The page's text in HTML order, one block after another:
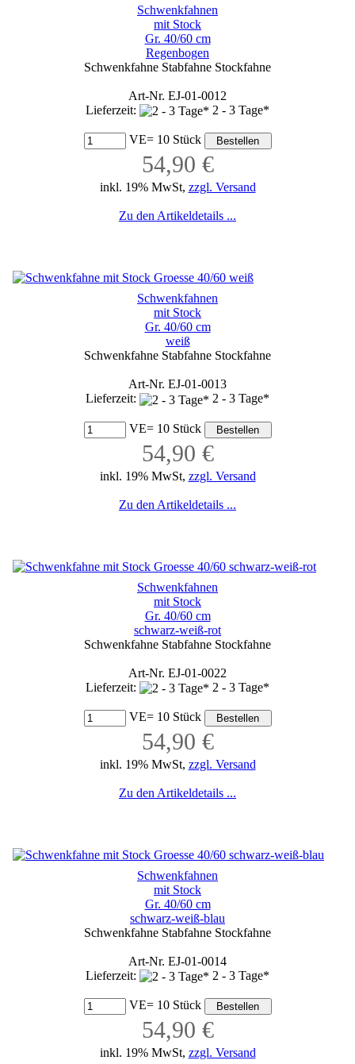
Schwenkfahnen
mit Stock
Gr. 40/60 cm
Regenbogen
Schwenkfahne Stabfahne Stockfahne
Art-Nr. EJ-01-0012
Lieferzeit:
2 - 3 Tage*
VE= 10 Stück
54,90 €
inkl. 19% MwSt, zzgl. Versand
Zu den Artikeldetails ...
Schwenkfahnen
mit Stock
Gr. 40/60 cm
weiß
Schwenkfahne Stabfahne Stockfahne
Art-Nr. EJ-01-0013
Lieferzeit:
2 - 3 Tage*
VE= 10 Stück
54,90 €
inkl. 19% MwSt, zzgl. Versand
Zu den Artikeldetails ...
Schwenkfahnen
mit Stock
Gr. 40/60 cm
schwarz-weiß-rot
Schwenkfahne Stabfahne Stockfahne
Art-Nr. EJ-01-0022
Lieferzeit:
2 - 3 Tage*
VE= 10 Stück
54,90 €
inkl. 19% MwSt, zzgl. Versand
Zu den Artikeldetails ...
Schwenkfahnen
mit Stock
Gr. 40/60 cm
schwarz-weiß-blau
Schwenkfahne Stabfahne Stockfahne
Art-Nr. EJ-01-0014
Lieferzeit:
2 - 3 Tage*
VE= 10 Stück
54,90 €
inkl. 19% MwSt, zzgl. Versand